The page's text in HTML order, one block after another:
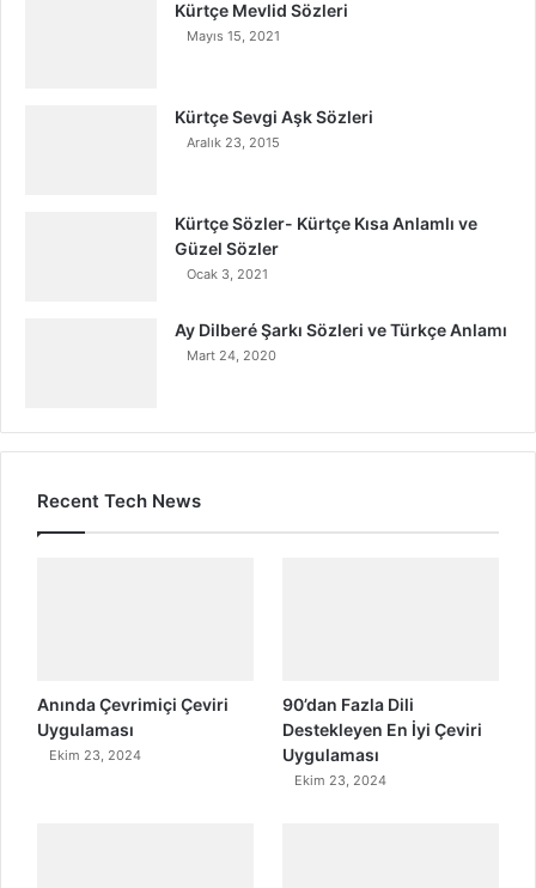
Kürtçe Mevlid Sözleri
Mayıs 15, 2021
Kürtçe Sevgi Aşk Sözleri
Aralık 23, 2015
Kürtçe Sözler- Kürtçe Kısa Anlamlı ve
Güzel Sözler
Ocak 3, 2021
Ay Dilberé Şarkı Sözleri ve Türkçe Anlamı
Mart 24, 2020
Recent Tech News
Anında Çevrimiçi Çeviri
Uygulaması
Ekim 23, 2024
90’dan Fazla Dili
Destekleyen En İyi Çeviri
Uygulaması
Ekim 23, 2024